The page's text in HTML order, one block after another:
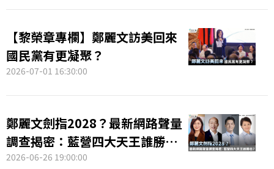
【黎榮章專欄】鄭麗文訪美回來
國民黨有更凝聚？
2026-07-01 16:30:00
鄭麗文劍指2028？最新網路聲量
調查揭密：藍營四大天王誰勝
出？
2026-06-26 19:00:00